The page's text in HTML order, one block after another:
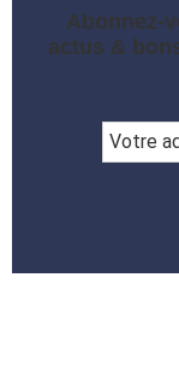
Abonnez-
actus &
adresse